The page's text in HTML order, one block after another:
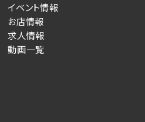
イベント情報
お店情報
求人情報
動画一覧